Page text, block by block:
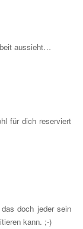
aussieht…
für dich reserviert
doch jeder sein
kann. ;-)